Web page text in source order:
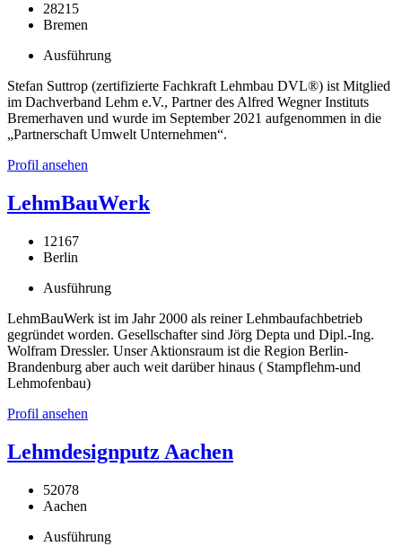
28215
Bremen
Ausführung
Stefan Suttrop (zertifizierte Fachkraft Lehmbau DVL®) ist Mitglied
im Dachverband Lehm e.V., Partner des Alfred Wegner Instituts
Bremerhaven und wurde im September 2021 aufgenommen in die
„Partnerschaft Umwelt Unternehmen“.
Profil ansehen
LehmBauWerk
12167
Berlin
Ausführung
LehmBauWerk ist im Jahr 2000 als reiner Lehmbaufachbetrieb
gegründet worden. Gesellschafter sind Jörg Depta und Dipl.-Ing.
Wolfram Dressler. Unser Aktionsraum ist die Region Berlin-
Brandenburg aber auch weit darüber hinaus ( Stampflehm-und
Lehmofenbau)
Profil ansehen
Lehmdesignputz Aachen
52078
Aachen
Ausführung